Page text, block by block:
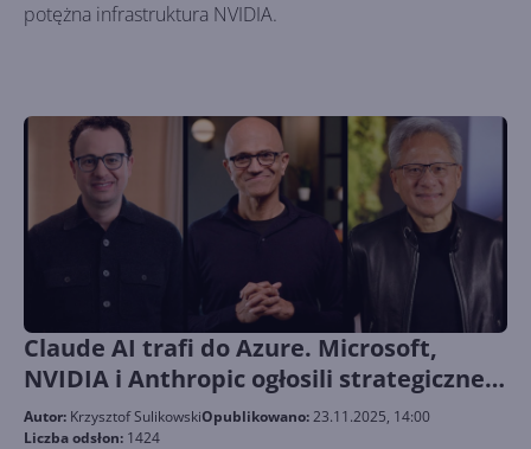
potężna infrastruktura NVIDIA.
Claude AI trafi do Azure. Microsoft,
NVIDIA i Anthropic ogłosili strategiczne
partnerstwo
Autor: Krzysztof SulikowskiOpublikowano:23.11.2025, 14:00
Liczba odsłon: 1424